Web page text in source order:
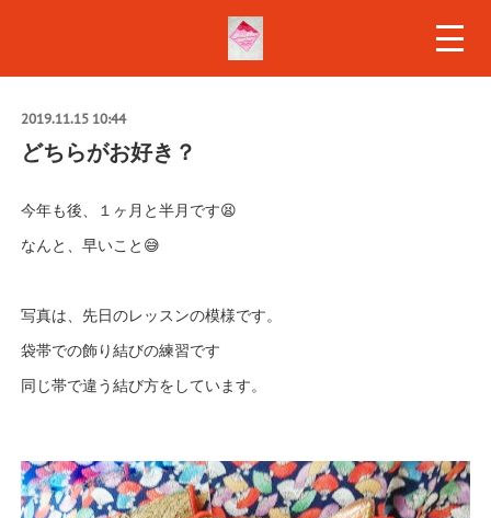
2019.11.15 10:44
どちらがお好き？
今年も後、１ヶ月と半月です😫
なんと、早いこと😅
写真は、先日のレッスンの模様です。
袋帯での飾り結びの練習です
同じ帯で違う結び方をしています。